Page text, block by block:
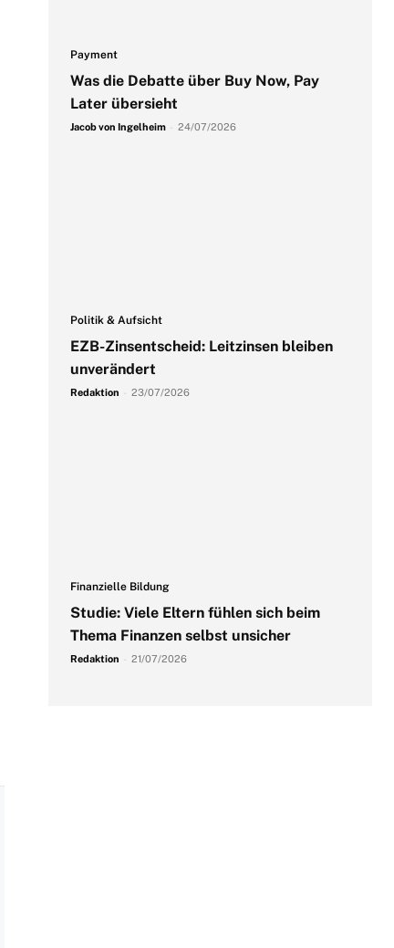
Payment
Was die Debatte über Buy Now, Pay
Later übersieht
Jacob von Ingelheim 24/07/2026
Politik & Aufsicht
EZB-Zinsentscheid: Leitzinsen bleiben
unverändert
Redaktion 23/07/2026
Finanzielle Bildung
Studie: Viele Eltern fühlen sich beim
Thema Finanzen selbst unsicher
Redaktion 21/07/2026